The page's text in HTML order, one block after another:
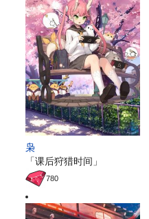
枭
「课后狩猎时间」
780